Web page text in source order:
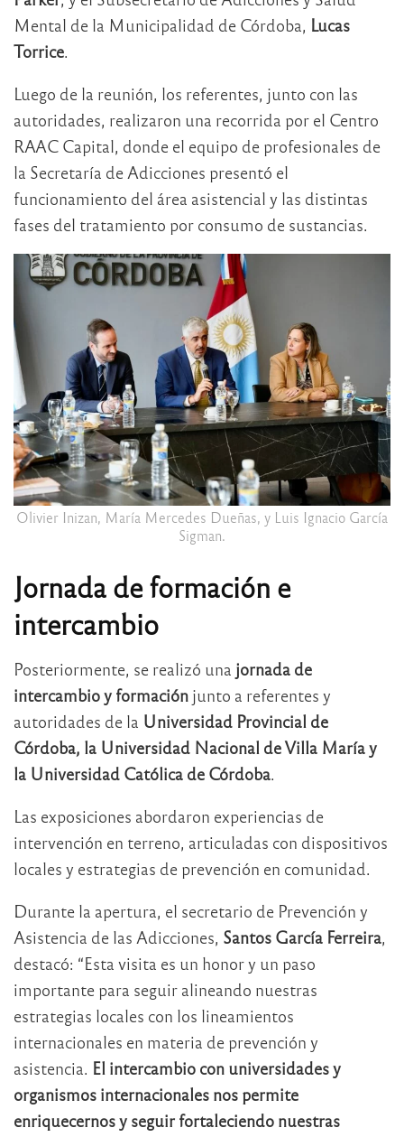
Mental de la Municipalidad de Córdoba, Lucas
Torrice.
Luego de la reunión, los referentes, junto con las
autoridades, realizaron una recorrida por el Centro
RAAC Capital, donde el equipo de profesionales de
la Secretaría de Adicciones presentó el
funcionamiento del área asistencial y las distintas
fases del tratamiento por consumo de sustancias.
Olivier Inizan, María Mercedes Dueñas, y Luis Ignacio García
Sigman.
Jornada de formación e
intercambio
Posteriormente, se realizó una jornada de
intercambio y formación junto a referentes y
autoridades de la Universidad Provincial de
Córdoba, la Universidad Nacional de Villa María y
la Universidad Católica de Córdoba.
Las exposiciones abordaron experiencias de
intervención en terreno, articuladas con dispositivos
locales y estrategias de prevención en comunidad.
Durante la apertura, el secretario de Prevención y
Asistencia de las Adicciones, Santos García Ferreira,
destacó: “Esta visita es un honor y un paso
importante para seguir alineando nuestras
estrategias locales con los lineamientos
internacionales en materia de prevención y
asistencia. El intercambio con universidades y
organismos internacionales nos permite
enriquecernos y seguir fortaleciendo nuestras